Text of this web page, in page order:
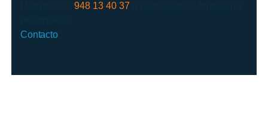
Llámanos al948 13 40 37
Contacto